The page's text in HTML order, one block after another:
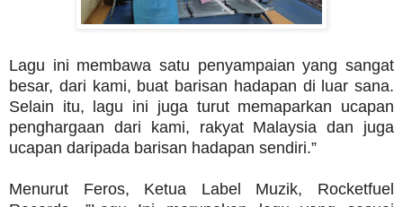
Lagu ini membawa satu penyampaian yang sangat
besar, dari kami, buat barisan hadapan di luar sana.
Selain itu, lagu ini juga turut memaparkan ucapan
penghargaan dari kami, rakyat Malaysia dan juga
ucapan daripada barisan hadapan sendiri.”
Menurut Feros, Ketua Label Muzik, Rocketfuel